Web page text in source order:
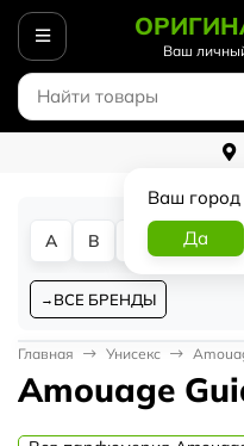
Ваш
Ваш город
A B D
ВСЕ БРЕНДЫ
Главная Унисекс
Amouage